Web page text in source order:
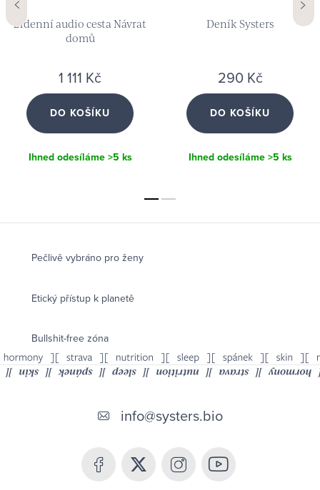
21denní audio cesta Návrat
domů
1 111 Kč
DO KOŠÍKU
Ihned odesíláme>5 ks
Deník Systers
290 Kč
DO KOŠÍKU
Ihned odesíláme>5 ks
Pečlivě vybráno pro ženy
Etický přístup k planetě
Bullshit-free zóna
info@systers.bio